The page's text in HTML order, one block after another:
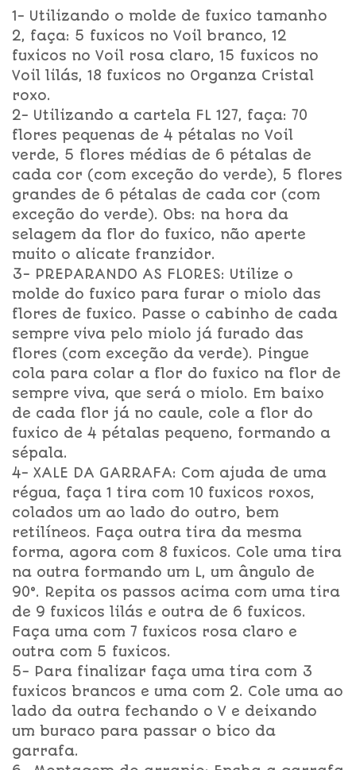
1- Utilizando o molde de fuxico tamanho
2, faça: 5 fuxicos no Voil branco, 12
fuxicos no Voil rosa claro, 15 fuxicos no
Voil lilás, 18 fuxicos no Organza Cristal
roxo.
2- Utilizando a cartela FL 127, faça: 70
flores pequenas de 4 pétalas no Voil
verde, 5 flores médias de 6 pétalas de
cada cor (com exceção do verde), 5 flores
grandes de 6 pétalas de cada cor (com
exceção do verde). Obs: na hora da
selagem da flor do fuxico, não aperte
muito o alicate franzidor.
3- PREPARANDO AS FLORES: Utilize o
molde do fuxico para furar o miolo das
flores de fuxico. Passe o cabinho de cada
sempre viva pelo miolo já furado das
flores (com exceção da verde). Pingue
cola para colar a flor do fuxico na flor de
sempre viva, que será o miolo. Em baixo
de cada flor já no caule, cole a flor do
fuxico de 4 pétalas pequeno, formando a
sépala.
4- XALE DA GARRAFA: Com ajuda de uma
régua, faça 1 tira com 10 fuxicos roxos,
colados um ao lado do outro, bem
retilíneos. Faça outra tira da mesma
forma, agora com 8 fuxicos. Cole uma tira
na outra formando um L, um ângulo de
90°. Repita os passos acima com uma tira
de 9 fuxicos lilás e outra de 6 fuxicos.
Faça uma com 7 fuxicos rosa claro e
outra com 5 fuxicos.
5- Para finalizar faça uma tira com 3
fuxicos brancos e uma com 2. Cole uma ao
lado da outra fechando o V e deixando
um buraco para passar o bico da
garrafa.